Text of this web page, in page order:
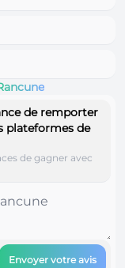
de remporter
plateformes de
de gagner avec
Envoyer votre avis